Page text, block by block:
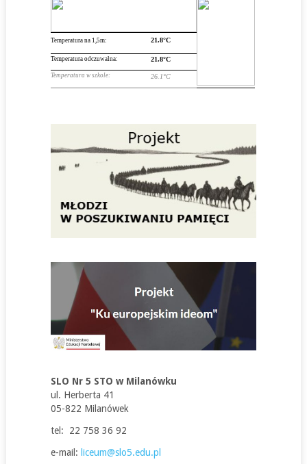
SLO Nr 5 STO w Milanówku
ul. Herberta 41
05-822 Milanówek
tel: 22 758 36 92
e-mail: liceum@slo5.edu.pl